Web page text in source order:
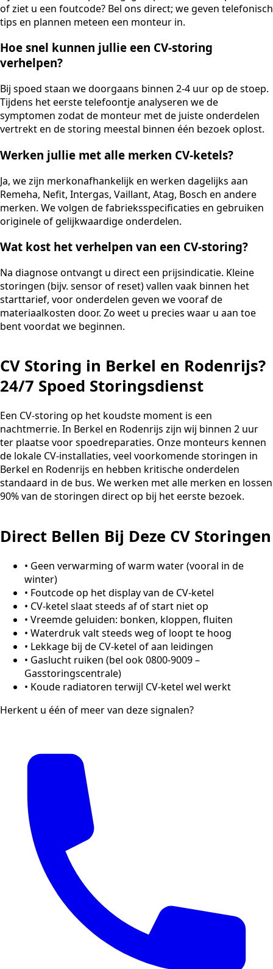
of ziet u een foutcode? Bel ons direct; we geven telefonisch
tips en plannen meteen een monteur in.
Hoe snel kunnen jullie een CV-storing
verhelpen?
Bij spoed staan we doorgaans binnen 2-4 uur op de stoep.
Tijdens het eerste telefoontje analyseren we de
symptomen zodat de monteur met de juiste onderdelen
vertrekt en de storing meestal binnen één bezoek oplost.
Werken jullie met alle merken CV-ketels?
Ja, we zijn merkonafhankelijk en werken dagelijks aan
Remeha, Nefit, Intergas, Vaillant, Atag, Bosch en andere
merken. We volgen de fabrieksspecificaties en gebruiken
originele of gelijkwaardige onderdelen.
Wat kost het verhelpen van een CV-storing?
Na diagnose ontvangt u direct een prijsindicatie. Kleine
storingen (bijv. sensor of reset) vallen vaak binnen het
starttarief, voor onderdelen geven we vooraf de
materiaalkosten door. Zo weet u precies waar u aan toe
bent voordat we beginnen.
CV Storing in Berkel en Rodenrijs?
24/7 Spoed Storingsdienst
Een CV-storing op het koudste moment is een
nachtmerrie. In Berkel en Rodenrijs zijn wij binnen 2 uur
ter plaatse voor spoedreparaties. Onze monteurs kennen
de lokale CV-installaties, veel voorkomende storingen in
Berkel en Rodenrijs en hebben kritische onderdelen
standaard in de bus. We werken met alle merken en lossen
90% van de storingen direct op bij het eerste bezoek.
Direct Bellen Bij Deze CV Storingen
• Geen verwarming of warm water (vooral in de
winter)
• Foutcode op het display van de CV-ketel
• CV-ketel slaat steeds af of start niet op
• Vreemde geluiden: bonken, kloppen, fluiten
• Waterdruk valt steeds weg of loopt te hoog
• Lekkage bij de CV-ketel of aan leidingen
• Gaslucht ruiken (bel ook 0800-9009 –
Gasstoringscentrale)
• Koude radiatoren terwijl CV-ketel wel werkt
Herkent u één of meer van deze signalen?